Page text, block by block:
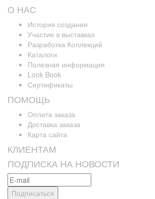
О НАС
История создания
Участие в выставках
Разработка Коллекций
Каталоги
Полезная информация
Look Book
Сертификаты
ПОМОЩЬ
Оплата заказа
Доставка заказа
Карта сайта
КЛИЕНТАМ
ПОДПИСКА НА НОВОСТИ